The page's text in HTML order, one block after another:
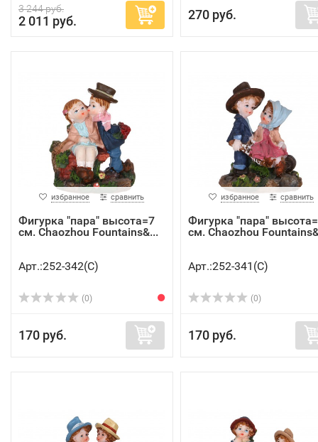
3 244 руб.
2 011 руб. 270 руб.
избранное сравнить
Фигурка "пара" высота=7
см. Chaozhou Fountains&...
Арт.:252-342(C)
(0)
170 руб.
избранное сравнить
Фигурка "пара"
см. Chaozhou
Арт.:252-341(C)
(0)
170 руб.